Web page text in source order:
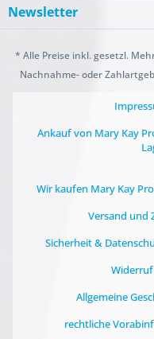
Newsletter
* Alle Preise inkl. gesetzl.
Nachnahme- oder
Ankauf von Mary Kay
Wir kaufen Mary Kay
Versand und
Sicherheit &
Allgemeine
rechtliche